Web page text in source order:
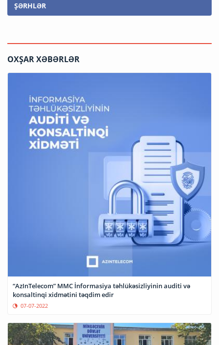
ŞƏRHLƏR
OXŞAR XƏBƏRLƏR
“AzInTelecom” MMC İnformasiya təhlükəsizliyinin auditi və
konsaltinqi xidmətini təqdim edir
07-07-2022